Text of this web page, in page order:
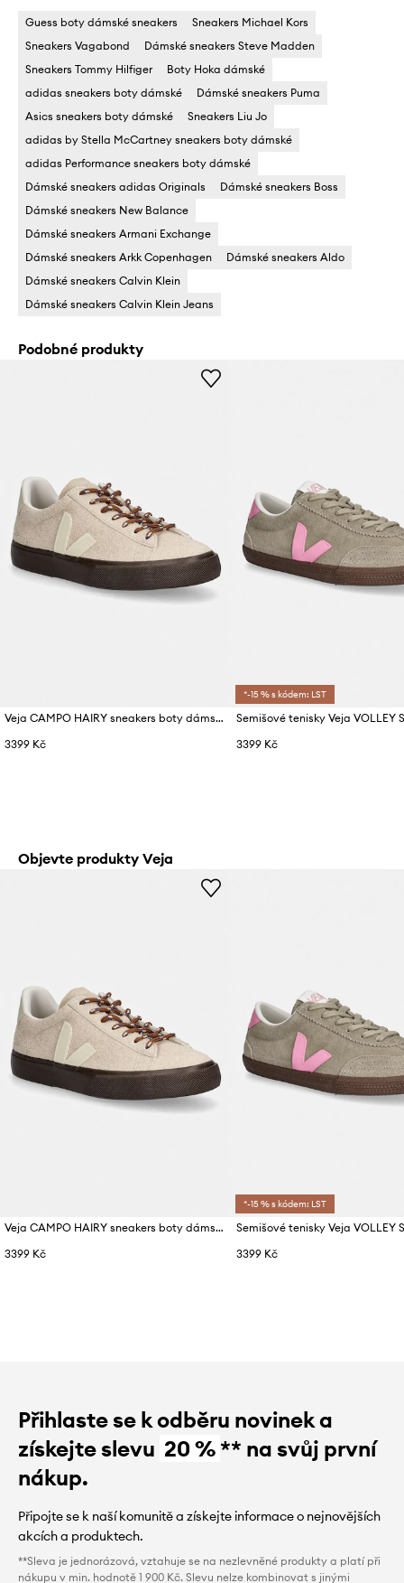
Guess boty dámské sneakers
Sneakers Michael Kors
Sneakers Vagabond
Dámské sneakers Steve Madden
Sneakers Tommy Hilfiger
Boty Hoka dámské
adidas sneakers boty dámské
Dámské sneakers Puma
Asics sneakers boty dámské
Sneakers Liu Jo
adidas by Stella McCartney sneakers boty dámské
adidas Performance sneakers boty dámské
Dámské sneakers adidas Originals
Dámské sneakers Boss
Dámské sneakers New Balance
Dámské sneakers Armani Exchange
Dámské sneakers Arkk Copenhagen
Dámské sneakers Aldo
Dámské sneakers Calvin Klein
Dámské sneakers Calvin Klein Jeans
Podobné produkty
Veja CAMPO HAIRY sneakers boty dámské
3399 Kč
*-15 % s kódem: LST
Semišové tenisky Veja VOLLEY
3399 Kč
Objevte produkty Veja
Veja CAMPO HAIRY sneakers boty dámské
3399 Kč
*-15 % s kódem: LST
Semišové tenisky Veja VOLLEY
3399 Kč
Přihlaste se k odběru novinek a
získejte slevu 20 %** na svůj první
nákup.
Připojte se k naší komunitě a získejte informace o nejnovějších
akcích a produktech.
**Sleva je jednorázová, vztahuje se na nezlevněné produkty a platí při
nákupu v min. hodnotě 1 900 Kč. Slevu nelze kombinovat s jinými